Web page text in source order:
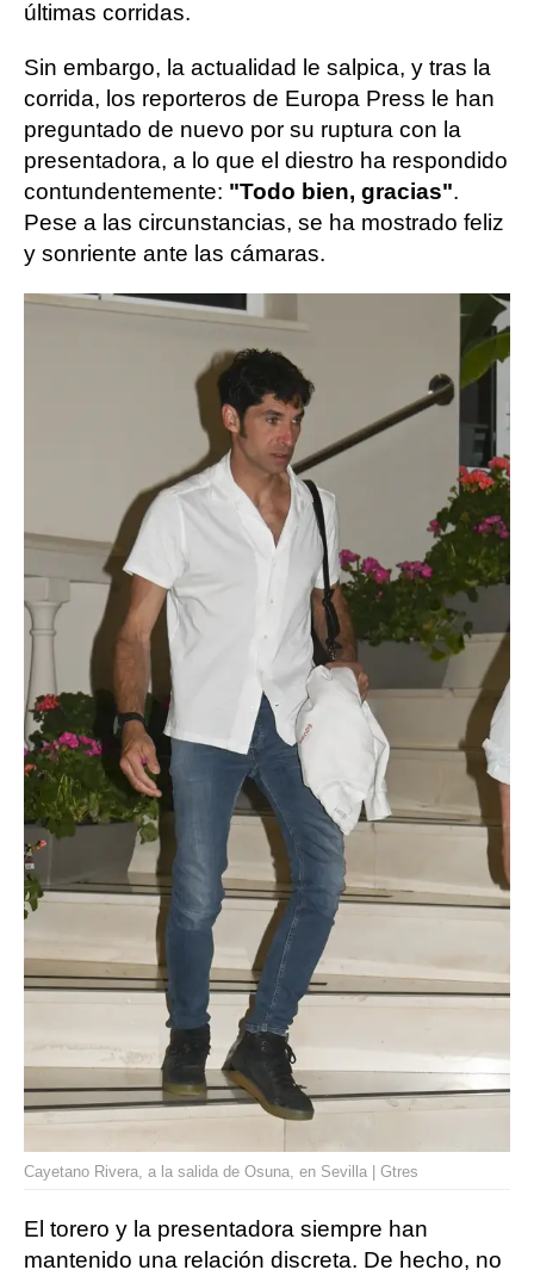
últimas corridas.
Sin embargo, la actualidad le salpica, y tras la
corrida, los reporteros de Europa Press le han
preguntado de nuevo por su ruptura con la
presentadora, a lo que el diestro ha respondido
contundentemente: "Todo bien, gracias".
Pese a las circunstancias, se ha mostrado feliz
y sonriente ante las cámaras.
Cayetano Rivera, a la salida de Osuna, en Sevilla | Gtres
El torero y la presentadora siempre han
mantenido una relación discreta. De hecho, no